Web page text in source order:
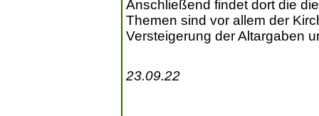
Anschließend findet dort die
Themen sind vor allem der
Versteigerung der Altargaben
23.09.22